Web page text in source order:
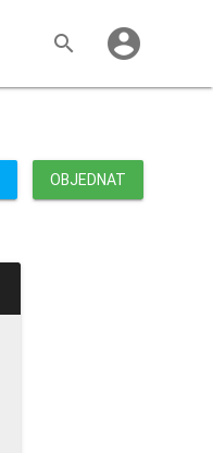
search account_circle
OBJEDNAT